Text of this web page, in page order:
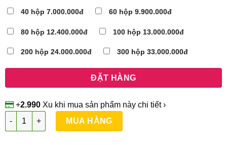
40 hộp 7.000.000đ 60 hộp 9.900.000đ
80 hộp 12.400.000đ 100 hộp 13.000.000đ
200 hộp 24.000.000đ 300 hộp 33.000.000đ
+2.990 Xu khi mua sản phẩm này chi tiết ›
Trà Giảm Cân Đông Y VSlim X2 số lượng
MUA HÀNG